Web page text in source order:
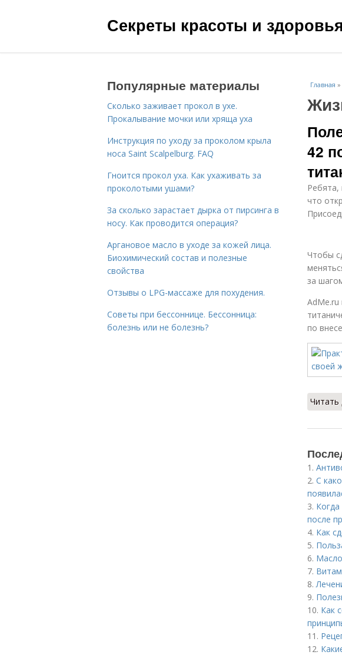
Секреты красоты и здоровья
Главная »
42
Ребята,
что
Чтобы
за
по
1.
2. С
3.
после
4. Как
5.
6.
7.
8.
9.
10. Как
11.
12.
Популярные материалы
Сколько заживает прокол в ухе.
Прокалывание мочки или хряща уха
Инструкция по уходу за проколом крыла
носа Saint Scalpelburg. FAQ
Гноится прокол уха. Как ухаживать за
проколотыми ушами?
За сколько зарастает дырка от пирсинга в
носу. Как проводится операция?
Аргановое масло в уходе за кожей лица.
Биохимический состав и полезные
свойства
Отзывы о LPG-массаже для похудения.
Советы при бессоннице. Бессонница:
болезнь или не болезнь?